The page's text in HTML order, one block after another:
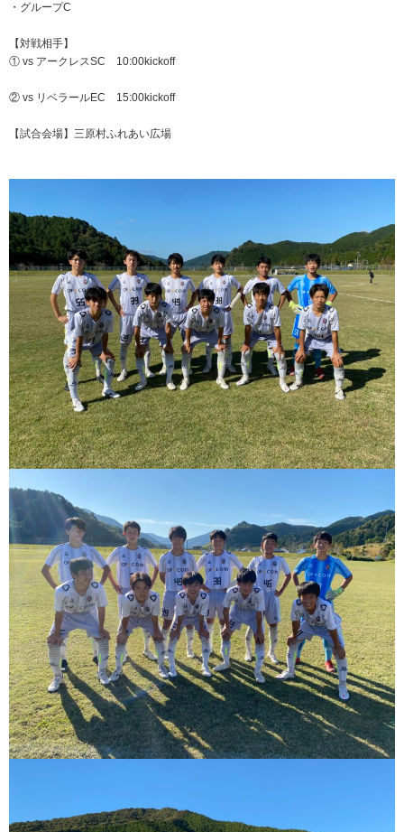
・グループC
【対戦相手】
① vs アークレスSC 10:00kickoff
② vs リベラールEC 15:00kickoff
【試合会場】三原村ふれあい広場